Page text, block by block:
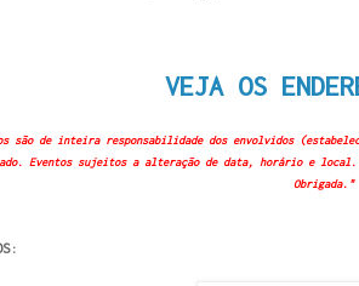
VEJA OS
são de inteira responsabilidade dos envolvidos
Eventos sujeitos a alteração de data, horário e
Obrigada."